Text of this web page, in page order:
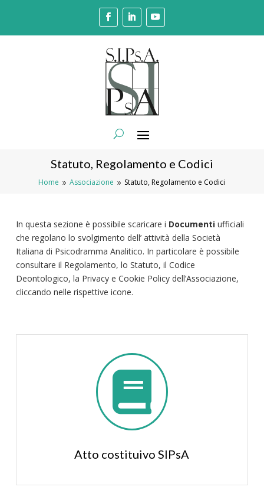
Statuto, Regolamento e Codici
Home 9 Associazione 9 Statuto, Regolamento e Codici
In questa sezione è possibile scaricare i Documenti ufficiali
che regolano lo svolgimento dell’ attività della Società
Italiana di Psicodramma Analitico. In particolare è possibile
consultare il Regolamento, lo Statuto, il Codice
Deontologico, la Privacy e Cookie Policy dell’Associazione,
cliccando nelle rispettive icone.

Atto costituivo SIPsA